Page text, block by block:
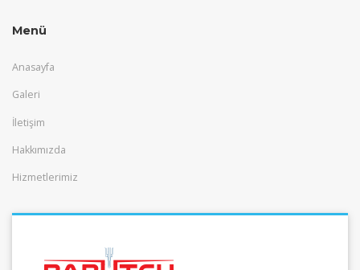
Menü
Anasayfa
Galeri
İletişim
Hakkımızda
Hizmetlerimiz